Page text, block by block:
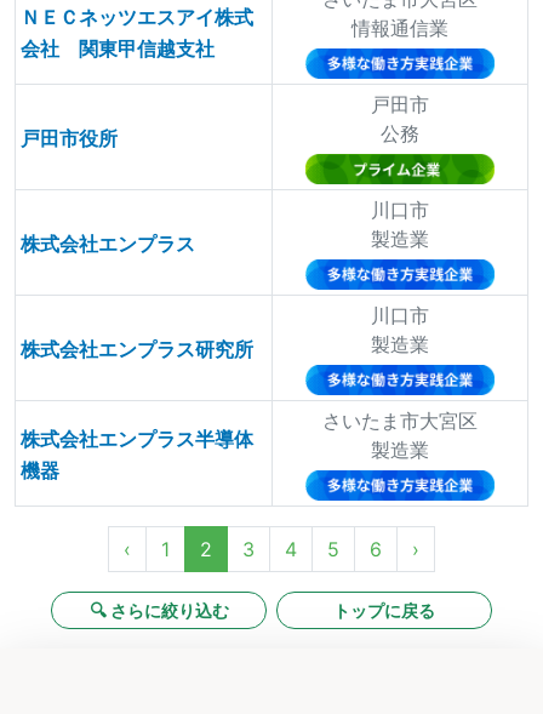
ＮＥＣネッツエスアイ株式
会社 関東甲信越支社
情報通信業
戸田市役所
戸田市
公務
株式会社エンプラス
川口市
製造業
株式会社エンプラス研究所
川口市
製造業
株式会社エンプラス半導体
機器
さいたま市大宮区
製造業
‹ 1 2 3 4 5 6 ›
🔍 さらに絞り込む トップに戻る